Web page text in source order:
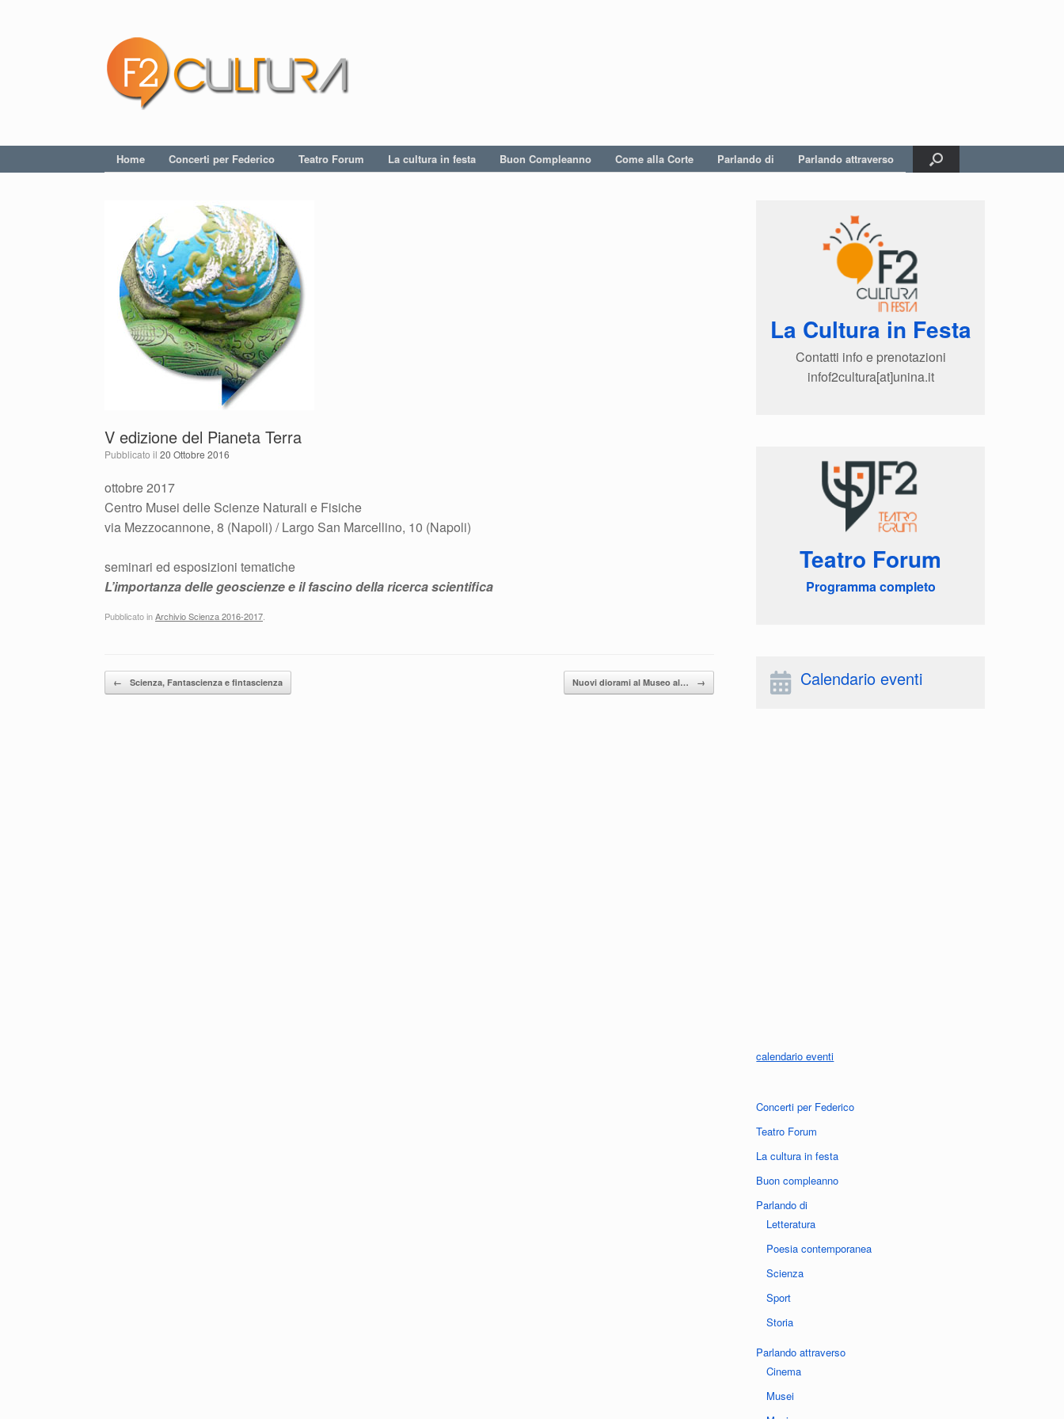
Home Concerti per Federico Teatro Forum La cultura in festa Buon Compleanno Come alla Corte Parlando di Parlando attraverso
V edizione del Pianeta Terra
Pubblicato il 20 Ottobre 2016
ottobre 2017
Centro Musei delle Scienze Naturali e Fisiche
via Mezzocannone, 8 (Napoli) / Largo San Marcellino, 10 (Napoli)
seminari ed esposizioni tematiche
L’importanza delle geoscienze e il fascino della ricerca scientifica
Pubblicato inArchivio Scienza 2016-2017
Navigazione articolo
← Scienza, Fantascienza e fintascienza Nuovi diorami al Museo al… →
La Cultura in Festa
Contatti info e prenotazioni
infof2cultura[at]unina.it
Teatro Forum
Programma completo
Calendario eventi
calendario eventi
Concerti per Federico
Teatro Forum
La cultura in festa
Buon compleanno
Parlando di
Letteratura
Poesia contemporanea
Scienza
Sport
Storia
Parlando attraverso
Cinema
Musei